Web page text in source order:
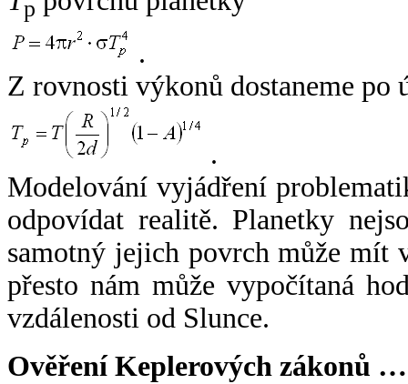
p
.
Z rovnosti výkonů dostaneme po
.
Modelování vyjádření
odpovídat realitě. Planetky
samotný jejich povrch může mít
přesto nám může vypočítaná
vzdálenosti od Slunce.
Ověření Keplerových zákonů …